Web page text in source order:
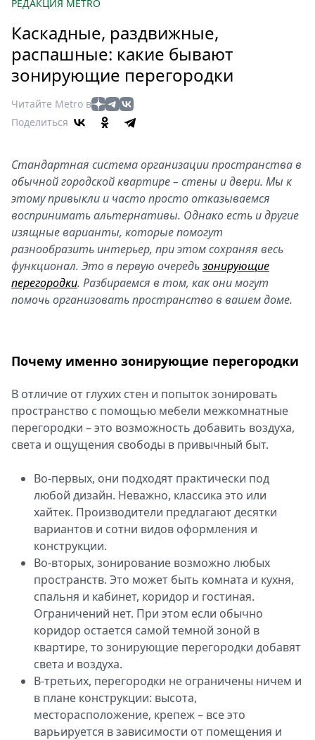
Мир
Здоровье
Еда
Туризм
Мода
Афиша
Книги
Выставки
Пресс-
релизы
О
Metro
Выборы
Скачай
Metro
РЕДАКЦИЯ METRO
Каскадные, раздвижные,
распашные: какие бывают
зонирующие перегородки
Читайте Metro в
Поделиться
Стандартная система организации пространства в
обычной городской квартире – стены и двери. Мы к
этому привыкли и часто просто отказываемся
воспринимать альтернативы. Однако есть и другие
изящные варианты, которые помогут
разнообразить интерьер, при этом сохраняя весь
функционал. Это в первую очередьзонирующие
перегородки. Разбираемся в том, как они могут
помочь организовать пространство в вашем доме.
Почему именно зонирующие перегородки
В отличие от глухих стен и попыток зонировать
пространство с помощью мебели межкомнатные
перегородки – это возможность добавить воздуха,
света и ощущения свободы в привычный быт.
Во-первых, они подходят практически под
любой дизайн. Неважно, классика это или
хайтек. Производители предлагают десятки
вариантов и сотни видов оформления и
конструкции.
Во-вторых, зонирование возможно любых
пространств. Это может быть комната и кухня,
спальня и кабинет, коридор и гостиная.
Ограничений нет. При этом если обычно
коридор остается самой темной зоной в
квартире, то зонирующие перегородки добавят
света и воздуха.
В-третьих, перегородки не ограничены ничем и
в плане конструкции: высота,
месторасположение, крепеж – все это
варьируется в зависимости от помещения и